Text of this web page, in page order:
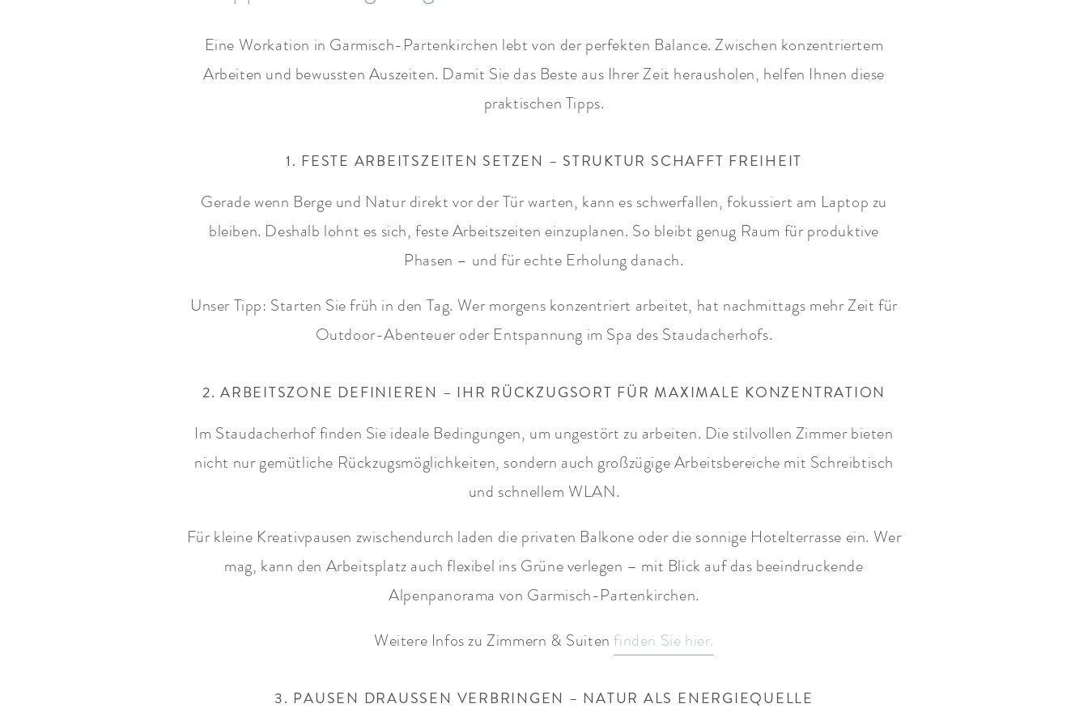
Eine Workation in Garmisch-Partenkirchen lebt von der perfekten Balance. Zwischen konzentriertem
Arbeiten und bewussten Auszeiten. Damit Sie das Beste aus Ihrer Zeit herausholen, helfen Ihnen diese
praktischen Tipps.
1. FESTE ARBEITSZEITEN SETZEN – STRUKTUR SCHAFFT FREIHEIT
Gerade wenn Berge und Natur direkt vor der Tür warten, kann es schwerfallen, fokussiert am Laptop zu
bleiben. Deshalb lohnt es sich, feste Arbeitszeiten einzuplanen. So bleibt genug Raum für produktive
Phasen – und für echte Erholung danach.
Unser Tipp: Starten Sie früh in den Tag. Wer morgens konzentriert arbeitet, hat nachmittags mehr Zeit für
Outdoor-Abenteuer oder Entspannung im Spa des Staudacherhofs.
2. ARBEITSZONE DEFINIEREN – IHR RÜCKZUGSORT FÜR MAXIMALE KONZENTRATION
Im Staudacherhof finden Sie ideale Bedingungen, um ungestört zu arbeiten. Die stilvollen Zimmer bieten
nicht nur gemütliche Rückzugsmöglichkeiten, sondern auch großzügige Arbeitsbereiche mit Schreibtisch
und schnellem WLAN.
Für kleine Kreativpausen zwischendurch laden die privaten Balkone oder die sonnige Hotelterrasse ein. Wer
mag, kann den Arbeitsplatz auch flexibel ins Grüne verlegen – mit Blick auf das beeindruckende
Alpenpanorama von Garmisch-Partenkirchen.
Weitere Infos zu Zimmern & Suiten finden Sie hier.
3. PAUSEN DRAUSSEN VERBRINGEN – NATUR ALS ENERGIEQUELLE